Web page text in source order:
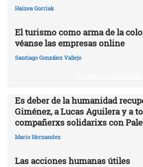
Haizea Gorriak
El turismo como arma de la
véanse las empresas online
Santiago González Vallejo
Es deber de la humanidad
Giménez, a Lucas Aguilera y a
compañerxs solidarixs con
Mario Hernandez
Las acciones humanas útiles